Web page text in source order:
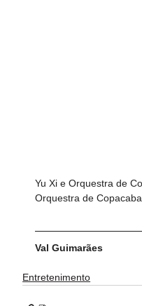
Yu Xi e Orquestra de
Orquestra de
Val Guimarães
Entretenimento